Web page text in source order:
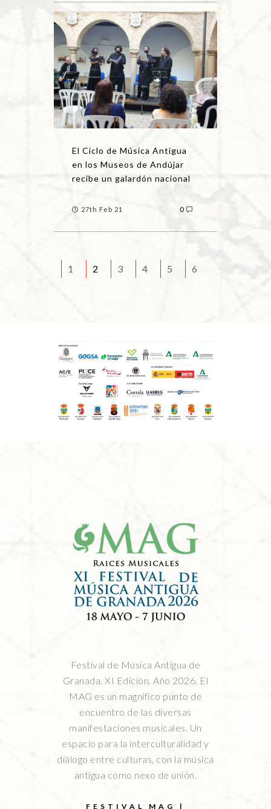
El Ciclo de Música Antigua
en los Museos de Andújar
recibe un galardón nacional
0
27th Feb 21
1 2 3 4 5 6
Festival de Música Antigua de
Granada. XI Edición. Año 2026. El
MAG es un magnífico punto de
encuentro de las diversas
manifestaciones musicales. Un
espacio para la interculturalidad y
diálogo entre culturas, con la música
antigua como nexo de unión.
FESTIVAL MAG |